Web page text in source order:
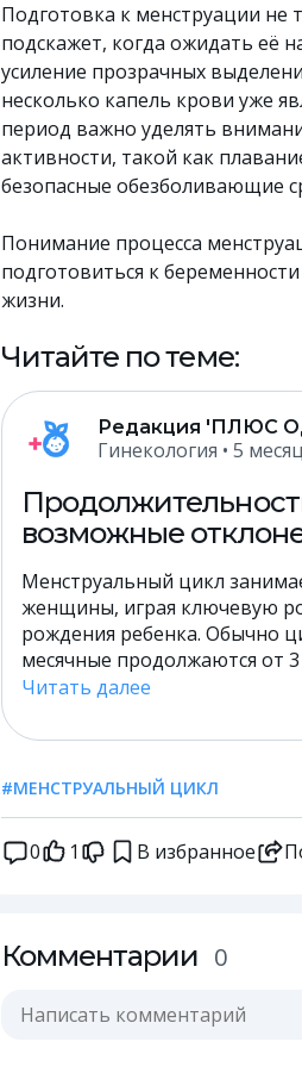
Подготовка к менструации не
подскажет, когда ожидать её
усиление прозрачных
несколько капель крови уже
период важно уделять
активности, такой как
безопасные обезболивающие
Понимание процесса
подготовиться к
жизни.
Читайте по теме:
Редакция 'ПЛЮС
Гинекология • 5
возможные
Менструальный цикл
женщины, играя ключевую
рождения ребенка. Обычно
месячные продолжаются от 3
Читать далее
#МЕНСТРУАЛЬНЫЙ ЦИКЛ
0 1 В избранное
Комментарии 0